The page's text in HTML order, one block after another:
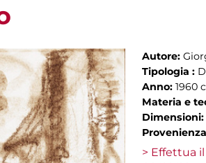
Autore:
Tipologia :
Anno: 1960
Materia e
Dimensioni:
> Effettua